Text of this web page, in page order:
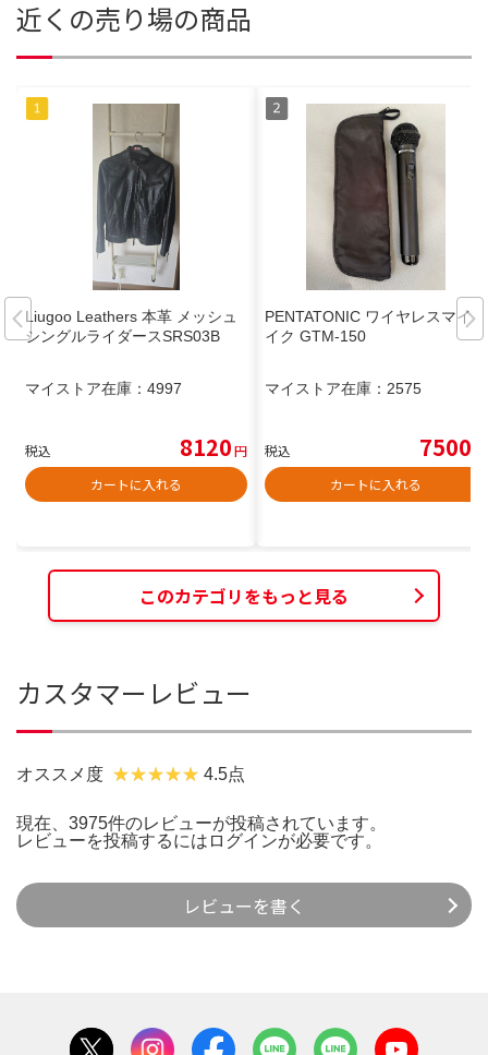
近くの売り場の商品
Liugoo Leathers 本革 メッシュ
シングルライダースSRS03B
マイストア在庫： 4997
税込 8120円
カートに入れる
PENTATONIC ワイヤレスマイマ
イク GTM-150
マイストア在庫： 2575
税込 7500
カートに入れる
このカテゴリをもっと見る
カスタマーレビュー
オススメ度 4.5点
現在、3975件のレビューが投稿されています。
レビューを投稿するには ログインが必要です。
レビューを書く